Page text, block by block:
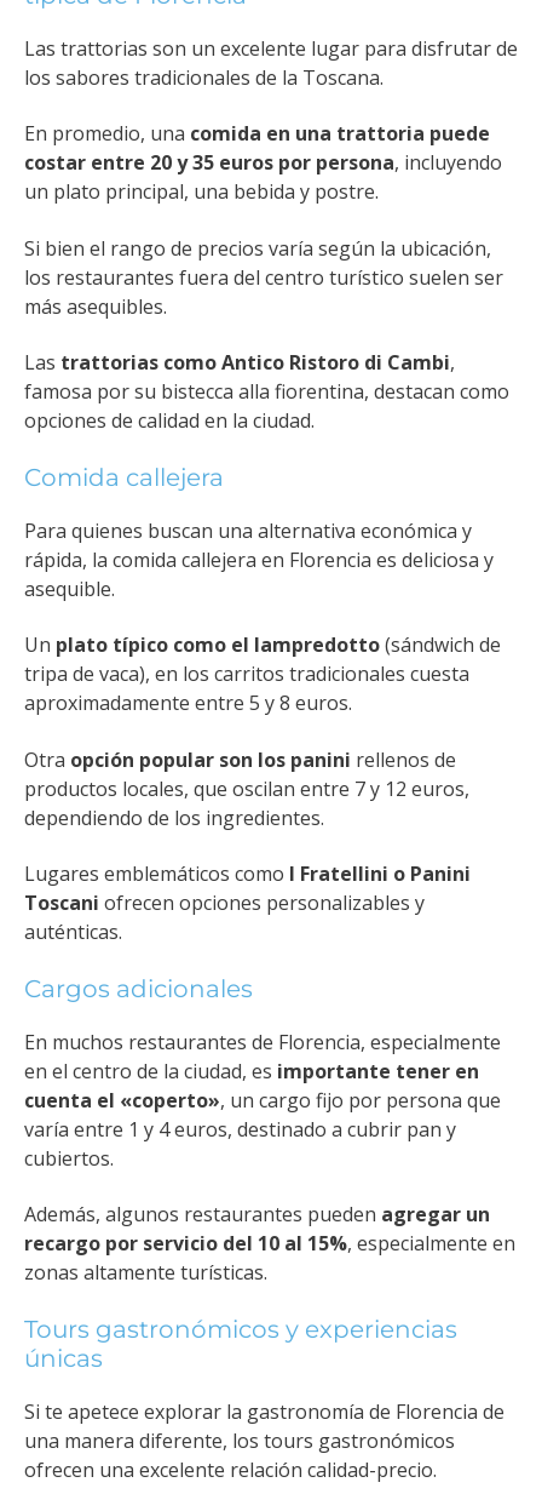
Las trattorias son un excelente lugar para disfrutar de
los sabores tradicionales de la Toscana.
En promedio, una comida en una trattoria puede
costar entre 20 y 35 euros por persona, incluyendo
un plato principal, una bebida y postre.
Si bien el rango de precios varía según la ubicación,
los restaurantes fuera del centro turístico suelen ser
más asequibles.
Las trattorias como Antico Ristoro di Cambi,
famosa por su bistecca alla fiorentina, destacan como
opciones de calidad en la ciudad​.
Comida callejera
Para quienes buscan una alternativa económica y
rápida, la comida callejera en Florencia es deliciosa y
asequible.
Un plato típico como el lampredotto(sándwich de
tripa de vaca), en los carritos tradicionales cuesta
aproximadamente entre 5 y 8 euros.
Otra opción popular son los panini rellenos de
productos locales, que oscilan entre 7 y 12 euros,
dependiendo de los ingredientes.
Lugares emblemáticos como I Fratellini o Panini
Toscani ofrecen opciones personalizables y
auténticas​.
Cargos adicionales
En muchos restaurantes de Florencia, especialmente
en el centro de la ciudad, es importante tener en
cuenta el «coperto», un cargo fijo por persona que
varía entre 1 y 4 euros, destinado a cubrir pan y
cubiertos.
Además, algunos restaurantes pueden agregar un
recargo por servicio del 10 al 15%, especialmente en
zonas altamente turísticas​.
Tours gastronómicos y experiencias
únicas
Si te apetece explorar la gastronomía de Florencia de
una manera diferente, los tours gastronómicos
ofrecen una excelente relación calidad-precio.